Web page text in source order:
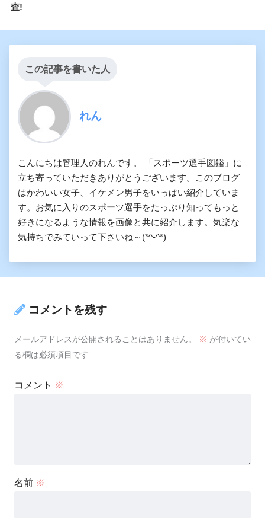
査!
この記事を書いた人
れん
こんにちは管理人のれんです。 「スポーツ選手図鑑」に
立ち寄っていただきありがとうございます。このブログ
はかわいい女子、イケメン男子をいっぱい紹介していま
す。お気に入りのスポーツ選手をたっぷり知ってもっと
好きになるような情報を画像と共に紹介します。気楽な
気持ちでみていって下さいね～(*^-^*)
コメントを残す
メールアドレスが公開されることはありません。 ※ が付いてい
る欄は必須項目です
コメント ※
名前 ※